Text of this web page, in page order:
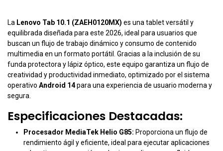
La Lenovo Tab 10.1 (ZAEH0120MX) es una tablet versátil y
equilibrada diseñada para este 2026, ideal para usuarios que
buscan un flujo de trabajo dinámico y consumo de contenido
multimedia en un formato portátil. Gracias a la inclusión de su
funda protectora y lápiz óptico, este equipo garantiza un flujo de
creatividad y productividad inmediato, optimizado por el sistema
operativo Android 14para una experiencia de usuario moderna y
segura.
Especificaciones Destacadas:
Procesador MediaTek Helio G85: Proporciona un flujo de
rendimiento ágil y eficiente, ideal para ejecutar aplicaciones